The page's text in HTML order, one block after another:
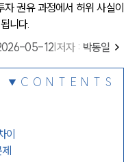
권유 과정에서 허위 사실이
니다.
05-12 저자 : 박동일
CONTENTS
이